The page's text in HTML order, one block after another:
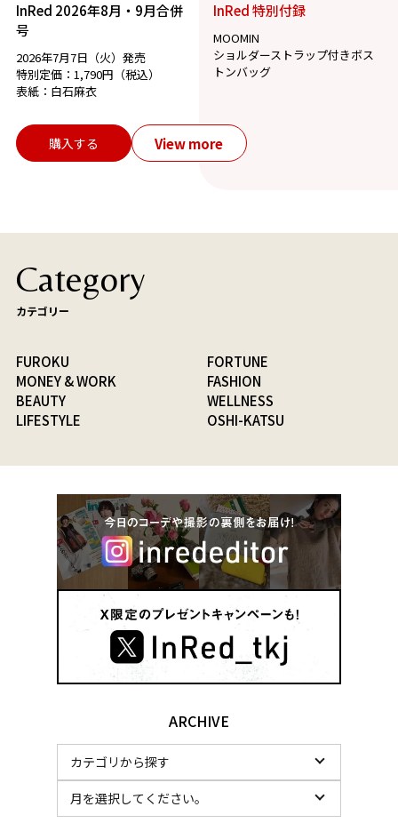
InRed 2026年8月・9月合併
号
2026年7月7日（火）発売
特別定価：1,790円（税込）
表紙：白石麻衣
InRed 特別付録
MOOMIN
ショルダーストラップ付きボス
トンバッグ
購入する View more
Category
カテゴリー
FUROKU
FORTUNE
MONEY & WORK
FASHION
BEAUTY
WELLNESS
LIFESTYLE
OSHI-KATSU
ARCHIVE